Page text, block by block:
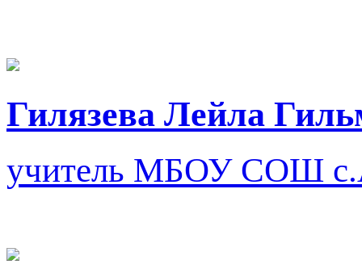
Гилязева Лейла
учитель МБОУ СОШ